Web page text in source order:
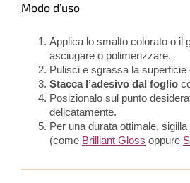
Modo d’uso
Applica lo smalto colorato o il
asciugare o polimerizzare.
Pulisci e sgrassa la superficie
Stacca l’adesivo dal foglio
Posizionalo sul punto
delicatamente.
Per una durata ottimale,
(come Brilliant Gloss oppure